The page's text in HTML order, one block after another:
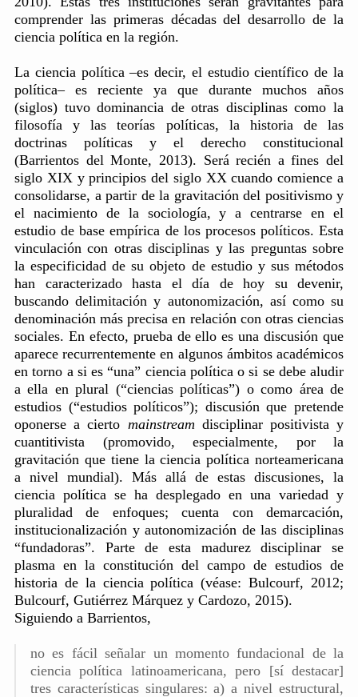
comprender las primeras décadas del desarrollo de la
ciencia política en la región.
La ciencia política –es decir, el estudio científico de la
política– es reciente ya que durante muchos años
(siglos) tuvo dominancia de otras disciplinas como la
filosofía y las teorías políticas, la historia de las
doctrinas políticas y el derecho constitucional
(Barrientos del Monte, 2013). Será recién a fines del
siglo XIX y principios del siglo XX cuando comience a
consolidarse, a partir de la gravitación del positivismo y
el nacimiento de la sociología, y a centrarse en el
estudio de base empírica de los procesos políticos. Esta
vinculación con otras disciplinas y las preguntas sobre
la especificidad de su objeto de estudio y sus métodos
han caracterizado hasta el día de hoy su devenir,
buscando delimitación y autonomización, así como su
denominación más precisa en relación con otras ciencias
sociales. En efecto, prueba de ello es una discusión que
aparece recurrentemente en algunos ámbitos académicos
en torno a si es “una” ciencia política o si se debe aludir
a ella en plural (“ciencias políticas”) o como área de
estudios (“estudios políticos”); discusión que pretende
oponerse a cierto mainstream disciplinar positivista y
cuantitivista (promovido, especialmente, por la
gravitación que tiene la ciencia política norteamericana
a nivel mundial). Más allá de estas discusiones, la
ciencia política se ha desplegado en una variedad y
pluralidad de enfoques; cuenta con demarcación,
institucionalización y autonomización de las disciplinas
“fundadoras”. Parte de esta madurez disciplinar se
plasma en la constitución del campo de estudios de
historia de la ciencia política (véase: Bulcourf, 2012;
Bulcourf, Gutiérrez Márquez y Cardozo, 2015).
Siguiendo a Barrientos,
no es fácil señalar un momento fundacional de la
ciencia política latinoamericana, pero [sí destacar]
tres características singulares: a) a nivel estructural,